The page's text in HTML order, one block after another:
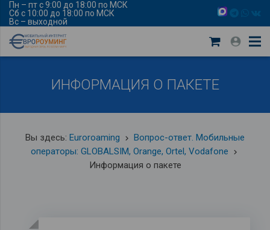
Пн – пт с 9:00 до 18:00 по МСК
Сб с 10:00 до 18:00 по МСК
Вс – выходной
ИНФОРМАЦИЯ О ПАКЕТЕ
Вы здесь: Euroroaming keyboard_arrow_right Вопрос-ответ. Мобильные
операторы: GLOBALSIM, Orange, Ortel, Vodafone
keyboard_arrow_right
Информация о пакете